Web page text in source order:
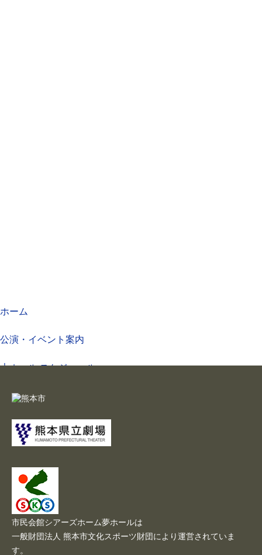
市民会館シアーズホーム夢ホールは
一般財団法人 熊本市文化スポーツ財団により運営されていま
す。
ホーム
公演・イベント案内
大ホール スケジュール
大会議室 スケジュール
チケットガイド
大ホール
ステージビュー
大会議室（小ホール）